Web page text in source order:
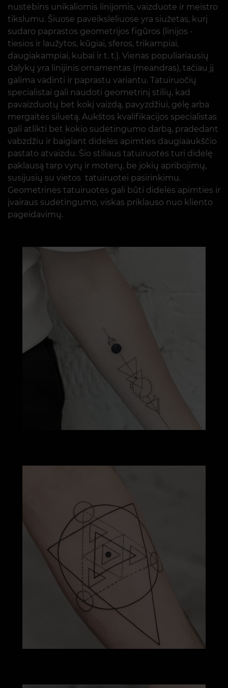
nustebins unikaliomis linijomis, vaizduote ir meistro
tikslumu. Šiuose paveikslėliuose yra siužetas, kurį
sudaro paprastos geometrijos figūros (linijos -
tiesios ir laužytos, kūgiai, sferos, trikampiai,
daugiakampiai, kubai ir t. t.). Vienas populiariausių
dalykų yra linijinis ornamentas (meandras), tačiau jį
galima vadinti ir paprastu variantu. Tatuiruočių
specialistai gali naudoti geometrinį stilių, kad
pavaizduotų bet kokį vaizdą, pavyzdžiui, gėlę arba
mergaitės siluetą. Aukštos kvalifikacijos specialistas
gali atlikti bet kokio sudėtingumo darbą, pradedant
vabzdžiu ir baigiant didelės apimties daugiaaukščio
pastato atvaizdu. Šio stiliaus tatuiruotės turi didelę
paklausą tarp vyrų ir moterų, be jokių apribojimų,
susijusių su vietos tatuiruotei pasirinkimu.
Geometrinės tatuiruotės gali būti didelės apimties ir
įvairaus sudėtingumo, viskas priklauso nuo kliento
pageidavimų.